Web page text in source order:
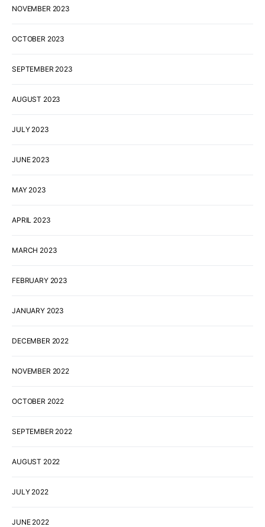
NOVEMBER 2023
OCTOBER 2023
SEPTEMBER 2023
AUGUST 2023
JULY 2023
JUNE 2023
MAY 2023
APRIL 2023
MARCH 2023
FEBRUARY 2023
JANUARY 2023
DECEMBER 2022
NOVEMBER 2022
OCTOBER 2022
SEPTEMBER 2022
AUGUST 2022
JULY 2022
JUNE 2022